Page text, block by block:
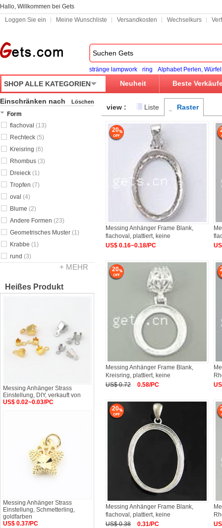
Hallo, Willkommen bei Gets
Loggen Sie ein
Meine Wunschliste Versandkosten Wechselkurs
stränge lampwork ring Alphabet Perlen, Würfel
SHOP ALLE KATEGORIEN Neuheit Beste
view : Liste Raster
20
Messing Anhänger Frame Blank,
flachoval, plattiert, keine
US$ 0.16~0.18/PC
20
Messing Anhänger Frame Blank,
Kreisring, plattiert, keine
US$ 0.72
0.58/PC
20
Messing Anhänger Frame Blank,
flachoval, plattiert, keine
US$ 0.38
0.31/PC
Einschränken nach Löschen
Form
flachoval (13)
Rechteck (5)
Kreisring (6)
Rhombus (3)
Dreieck (1)
Tropfen (7)
oval (4)
Blume (2)
Andere Formen (23)
Geometrisches Muster (1)
Krabbe (1)
rund (3)
+ MEHR
Heißes Produkt
Messing Anhänger Strass
Einstellung, DIY, verkauft von
US$ 0.02~0.03/PC
Messing Anhänger Strass
Einstellung, Schmetterling,
goldfarben
US$ 0.37/PC